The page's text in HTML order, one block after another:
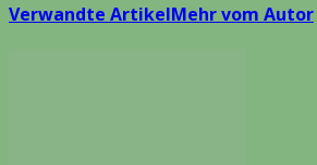
Verwandte ArtikelMehr vom Autor